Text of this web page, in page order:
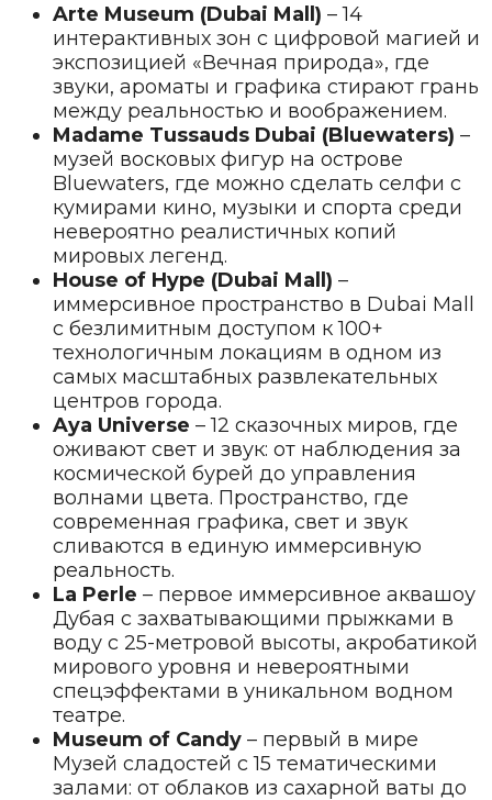
Arte Museum (Dubai Mall) – 14
интерактивных зон с цифровой магией и
экспозицией «Вечная природа», где
звуки, ароматы и графика стирают грань
между реальностью и воображением.
Madame Tussauds Dubai (Bluewaters) –
музей восковых фигур на острове
Bluewaters, где можно сделать селфи с
кумирами кино, музыки и спорта среди
невероятно реалистичных копий
мировых легенд.
House of Hype (Dubai Mall) –
иммерсивное пространство в Dubai Mall
с безлимитным доступом к 100+
технологичным локациям в одном из
самых масштабных развлекательных
центров города.
Aya Universe – 12 сказочных миров, где
оживают свет и звук: от наблюдения за
космической бурей до управления
волнами цвета. Пространство, где
современная графика, свет и звук
сливаются в единую иммерсивную
реальность.
La Perle – первое иммерсивное аквашоу
Дубая с захватывающими прыжками в
воду с 25-метровой высоты, акробатикой
мирового уровня и невероятными
спецэффектами в уникальном водном
театре.
Museum of Candy– первый в мире
Музей сладостей с 15 тематическими
залами: от облаков из сахарной ваты до